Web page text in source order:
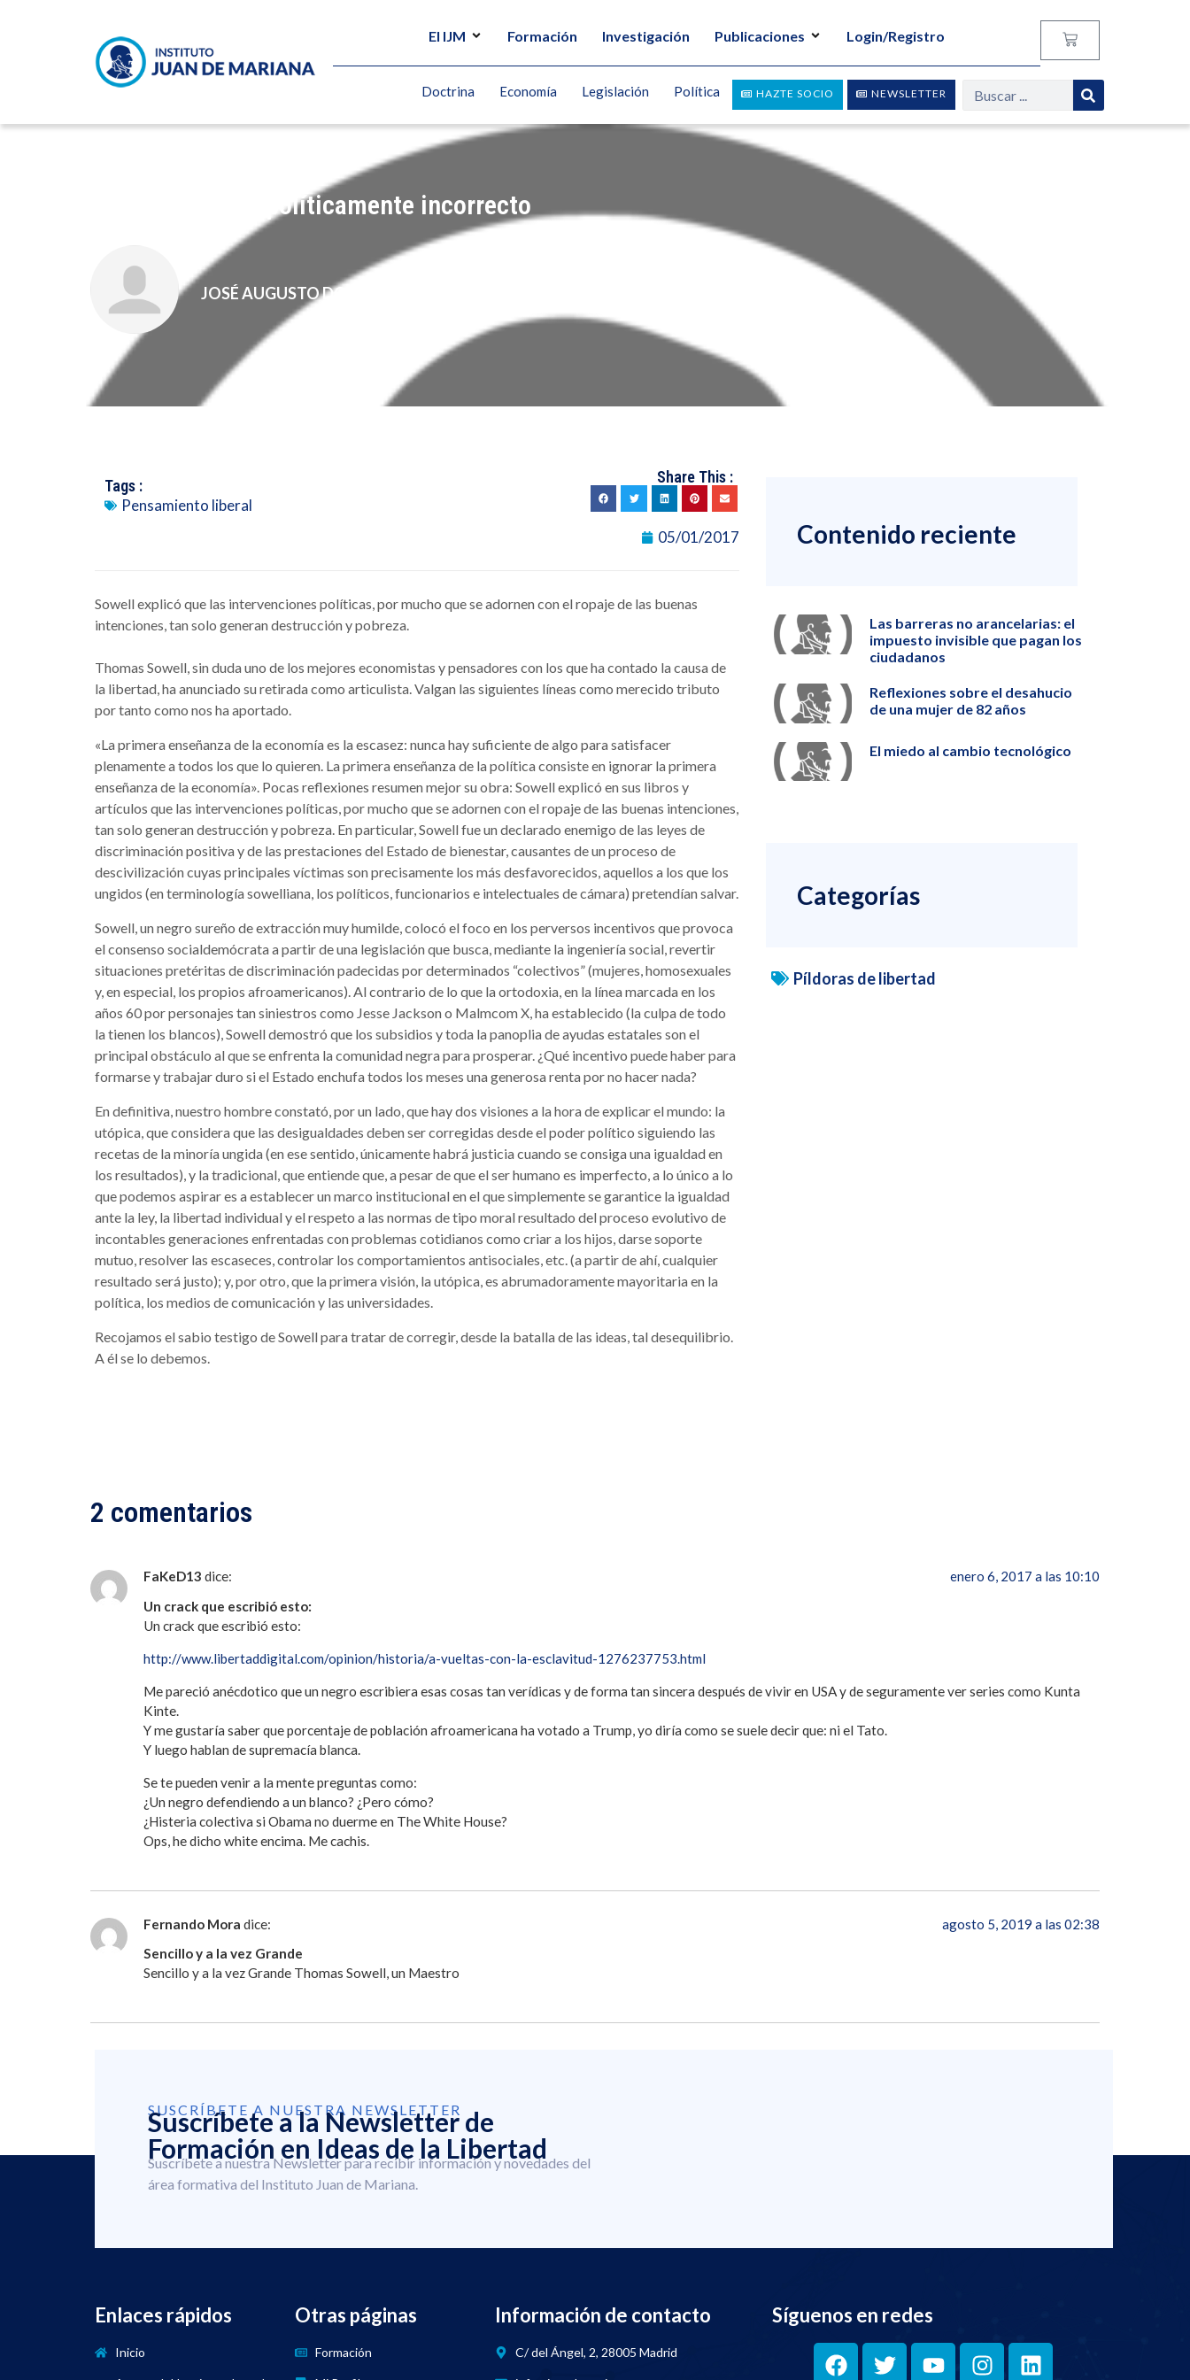
El IJM Formación Investigación Publicaciones Login/Registro
NEWSLETTER
HAZTE SOCIO
Doctrina Economía Legislación Política
Thomas Sowell, políticamente incorrecto
JOSÉ AUGUSTO DOMÍNGUEZ
Tags :
Pensamiento liberal
Share This :
05/01/2017
Sowell explicó que las intervenciones políticas, por mucho que se adornen con el ropaje de las buenas
intenciones, tan solo generan destrucción y pobreza.
Thomas Sowell, sin duda uno de los mejores economistas y pensadores con los que ha contado la causa de
la libertad, ha anunciado su retirada como articulista. Valgan las siguientes líneas como merecido tributo
por tanto como nos ha aportado.
«La primera enseñanza de la economía es la escasez: nunca hay suficiente de algo para satisfacer
plenamente a todos los que lo quieren. La primera enseñanza de la política consiste en ignorar la primera
enseñanza de la economía». Pocas reflexiones resumen mejor su obra: Sowell explicó en sus libros y
artículos que las intervenciones políticas, por mucho que se adornen con el ropaje de las buenas intenciones,
tan solo generan destrucción y pobreza. En particular, Sowell fue un declarado enemigo de las leyes de
discriminación positiva y de las prestaciones del Estado de bienestar, causantes de un proceso de
descivilización cuyas principales víctimas son precisamente los más desfavorecidos, aquellos a los que los
ungidos (en terminología sowelliana, los políticos, funcionarios e intelectuales de cámara) pretendían salvar.
Sowell, un negro sureño de extracción muy humilde, colocó el foco en los perversos incentivos que provoca
el consenso socialdemócrata a partir de una legislación que busca, mediante la ingeniería social, revertir
situaciones pretéritas de discriminación padecidas por determinados “colectivos” (mujeres, homosexuales
y, en especial, los propios afroamericanos). Al contrario de lo que la ortodoxia, en la línea marcada en los
años 60 por personajes tan siniestros como Jesse Jackson o Malmcom X, ha establecido (la culpa de todo
la tienen los blancos), Sowell demostró que los subsidios y toda la panoplia de ayudas estatales son el
principal obstáculo al que se enfrenta la comunidad negra para prosperar. ¿Qué incentivo puede haber para
formarse y trabajar duro si el Estado enchufa todos los meses una generosa renta por no hacer nada?
En definitiva, nuestro hombre constató, por un lado, que hay dos visiones a la hora de explicar el mundo: la
utópica, que considera que las desigualdades deben ser corregidas desde el poder político siguiendo las
recetas de la minoría ungida (en ese sentido, únicamente habrá justicia cuando se consiga una igualdad en
los resultados), y la tradicional, que entiende que, a pesar de que el ser humano es imperfecto, a lo único a lo
que podemos aspirar es a establecer un marco institucional en el que simplemente se garantice la igualdad
ante la ley, la libertad individual y el respeto a las normas de tipo moral resultado del proceso evolutivo de
incontables generaciones enfrentadas con problemas cotidianos como criar a los hijos, darse soporte
mutuo, resolver las escaseces, controlar los comportamientos antisociales, etc. (a partir de ahí, cualquier
resultado será justo); y, por otro, que la primera visión, la utópica, es abrumadoramente mayoritaria en la
política, los medios de comunicación y las universidades.
Recojamos el sabio testigo de Sowell para tratar de corregir, desde la batalla de las ideas, tal desequilibrio.
A él se lo debemos.
Contenido reciente
Las barreras no arancelarias: el
impuesto invisible que pagan los
ciudadanos
Reflexiones sobre el desahucio
de una mujer de 82 años
El miedo al cambio tecnológico
Categorías
Píldoras de libertad
2 comentarios
FaKeD13 dice:
enero 6, 2017 a las 10:10
Un crack que escribió esto:
Un crack que escribió esto:
http://www.libertaddigital.com/opinion/historia/a-vueltas-con-la-esclavitud-1276237753.html
Me pareció anécdotico que un negro escribiera esas cosas tan verídicas y de forma tan sincera después de vivir en USA y de seguramente ver series como Kunta
Kinte.
Y me gustaría saber que porcentaje de población afroamericana ha votado a Trump, yo diría como se suele decir que: ni el Tato.
Y luego hablan de supremacía blanca.
Se te pueden venir a la mente preguntas como:
¿Un negro defendiendo a un blanco? ¿Pero cómo?
¿Histeria colectiva si Obama no duerme en The White House?
Ops, he dicho white encima. Me cachis.
Fernando Mora dice:
agosto 5, 2019 a las 02:38
Sencillo y a la vez Grande
Sencillo y a la vez Grande Thomas Sowell, un Maestro
SUSCRÍBETE A NUESTRA NEWSLETTER
Suscríbete a la Newsletter de
Formación en Ideas de la Libertad
Suscríbete a nuestra Newsletter para recibir información y novedades del
área formativa del Instituto Juan de Mariana.
Enlaces rápidos
Inicio
Otras páginas
Formación
Información de contacto
C/ del Ángel, 2, 28005 Madrid
Síguenos en redes